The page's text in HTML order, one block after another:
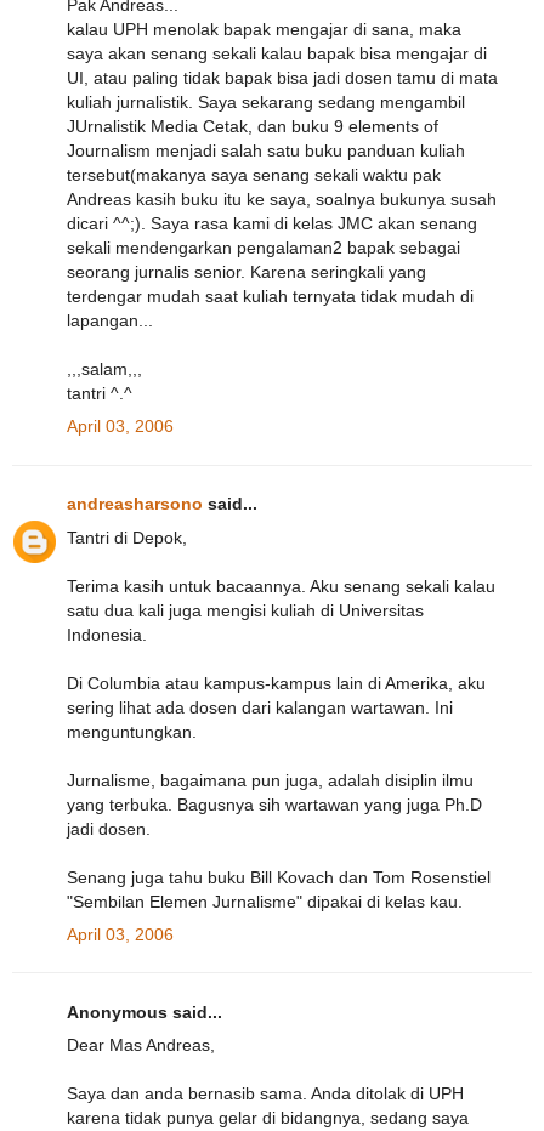
Pak Andreas...
kalau UPH menolak bapak mengajar di sana, maka
saya akan senang sekali kalau bapak bisa mengajar di
UI, atau paling tidak bapak bisa jadi dosen tamu di mata
kuliah jurnalistik. Saya sekarang sedang mengambil
JUrnalistik Media Cetak, dan buku 9 elements of
Journalism menjadi salah satu buku panduan kuliah
tersebut(makanya saya senang sekali waktu pak
Andreas kasih buku itu ke saya, soalnya bukunya susah
dicari ^^;). Saya rasa kami di kelas JMC akan senang
sekali mendengarkan pengalaman2 bapak sebagai
seorang jurnalis senior. Karena seringkali yang
terdengar mudah saat kuliah ternyata tidak mudah di
lapangan...
,,,salam,,,
tantri ^.^
April 03, 2006
andreasharsono said...
Tantri di Depok,
Terima kasih untuk bacaannya. Aku senang sekali kalau
satu dua kali juga mengisi kuliah di Universitas
Indonesia.
Di Columbia atau kampus-kampus lain di Amerika, aku
sering lihat ada dosen dari kalangan wartawan. Ini
menguntungkan.
Jurnalisme, bagaimana pun juga, adalah disiplin ilmu
yang terbuka. Bagusnya sih wartawan yang juga Ph.D
jadi dosen.
Senang juga tahu buku Bill Kovach dan Tom Rosenstiel
"Sembilan Elemen Jurnalisme" dipakai di kelas kau.
April 03, 2006
Anonymous said...
Dear Mas Andreas,
Saya dan anda bernasib sama. Anda ditolak di UPH
karena tidak punya gelar di bidangnya, sedang saya